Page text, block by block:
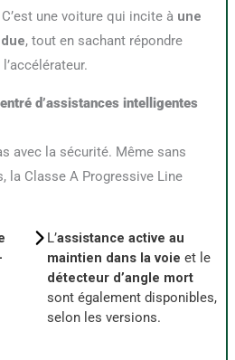
une voiture qui incite à une
, tout en sachant répondre
d’assistances intelligentes
la Classe A Progressive Line
L’assistance active au
maintien dans la voie et le
détecteur d’angle mort
sont également disponibles,
selon les versions.